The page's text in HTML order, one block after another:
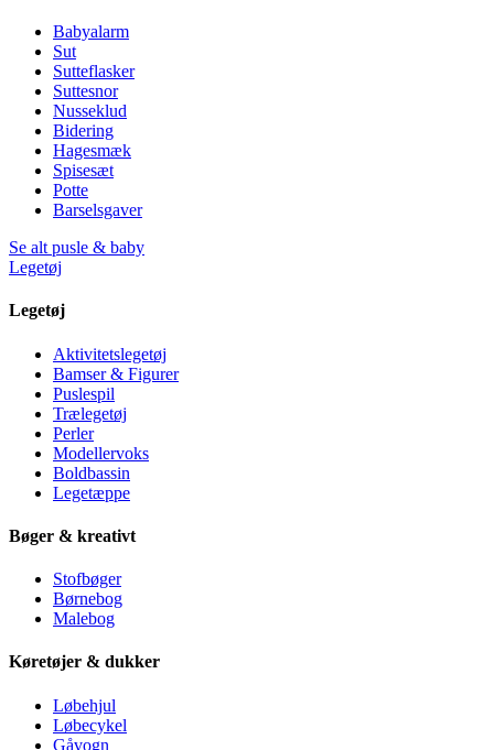
Babyalarm
Sut
Sutteflasker
Suttesnor
Nusseklud
Bidering
Hagesmæk
Spisesæt
Potte
Barselsgaver
Se alt pusle & baby
Legetøj
Legetøj
Aktivitetslegetøj
Bamser & Figurer
Puslespil
Trælegetøj
Perler
Modellervoks
Boldbassin
Legetæppe
Bøger & kreativt
Stofbøger
Børnebog
Malebog
Køretøjer & dukker
Løbehjul
Løbecykel
Gåvogn